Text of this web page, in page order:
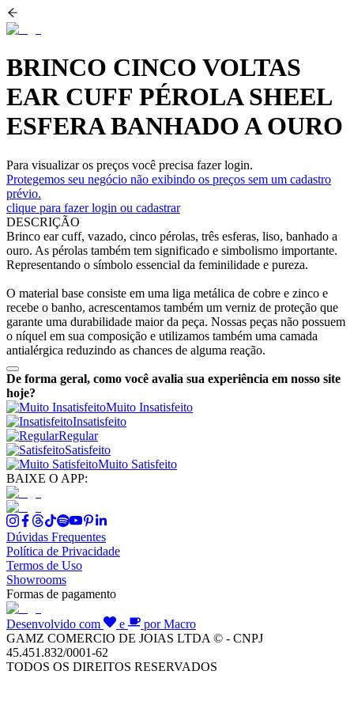
BRINCO CINCO VOLTAS
EAR CUFF PÉROLA SHEEL
ESFERA BANHADO A OURO
Para visualizar os preços você precisa fazer login.
Protegemos seu negócio não exibindo os preços sem um cadastro
prévio.
clique para fazer login ou cadastrar
DESCRIÇÃO
Brinco ear cuff, vazado, cinco pérolas, três esferas, liso, banhado a
ouro. As pérolas também tem significado e simbolismo importante.
Representando o símbolo essencial da feminilidade e pureza.
O material base consiste em uma liga metálica de cobre e zinco e
recebe o banho, acrescentamos também um verniz de proteção que
garante uma durabilidade maior da peça. Nossas peças não possuem
o níquel em sua composição e utilizamos também uma camada
antialérgica reduzindo as chances de alguma reação.
De forma geral, como você avalia sua experiência em nosso site
hoje?
Muito Insatisfeito
Insatisfeito
Regular
Satisfeito
Muito Satisfeito
BAIXE O APP:
Dúvidas Frequentes
Política de Privacidade
Termos de Uso
Showrooms
Formas de pagamento
Desenvolvido com e
por Macro
GAMZ COMERCIO DE JOIAS LTDA © - CNPJ
45.451.832/0001-62
TODOS OS DIREITOS RESERVADOS